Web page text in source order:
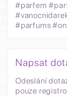
#parfem
#parfums
Napsat
Odeslání
pouze